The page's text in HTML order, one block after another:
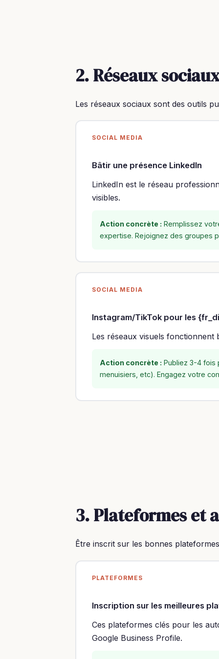
2. Réseaux
Les réseaux sociaux sont des outils
SOCIAL MEDIA
Bâtir une présence LinkedIn
LinkedIn est le réseau
visibles.
Action concrète : Remplissez
expertise. Rejoignez des groupes
SOCIAL MEDIA
Instagram/TikTok pour les
Les réseaux visuels
Action concrète : Publiez 3-4 fois
menuisiers, etc). Engagez votre
3. Plateformes et
Être inscrit sur les bonnes
PLATEFORMES
Inscription sur les meilleures
Ces plateformes clés pour les
Google Business Profile.